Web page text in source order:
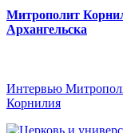
Митрополит
Архангельска
Интервью
Корнилия